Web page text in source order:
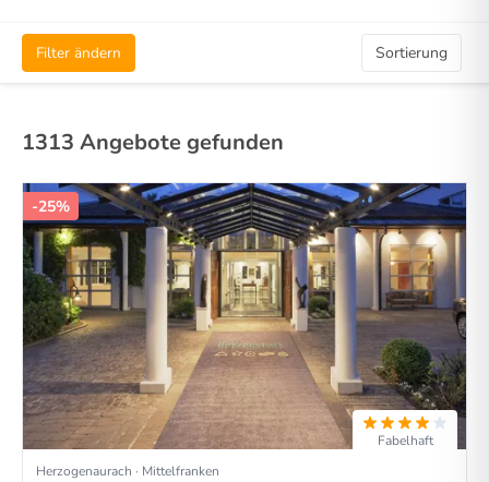
Filter ändern Sortierung
1313 Angebote gefunden
-25%
Fabelhaft
Herzogenaurach · Mittelfranken